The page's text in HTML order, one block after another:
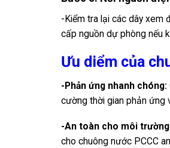
-Kiểm tra lại các dây xem
cấp nguồn dự phòng nếu
Ưu diểm của
-Phản ứng nhanh chóng:
cường thời gian phản ứng
-An toàn cho môi
cho chuông nước PCCC